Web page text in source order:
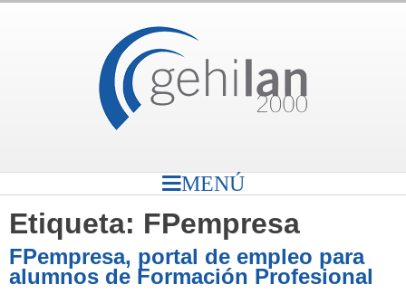
MENÚ
Etiqueta: FPempresa
FPempresa, portal de empleo para
alumnos de Formación Profesional